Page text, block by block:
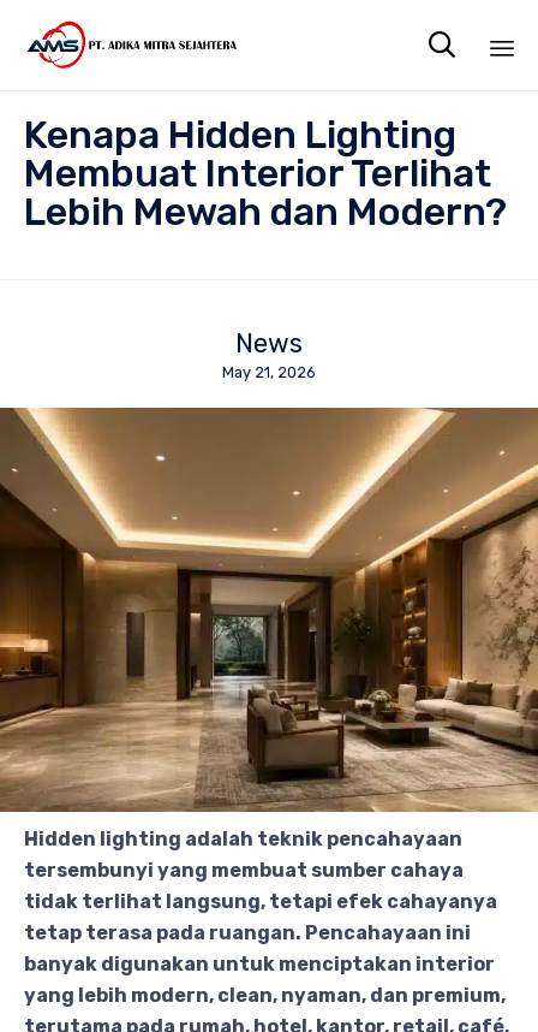

Kenapa Hidden Lighting
Membuat Interior Terlihat
Lebih Mewah dan Modern?
News
May 21, 2026
Hidden lighting adalah teknik pencahayaan
tersembunyi yang membuat sumber cahaya
tidak terlihat langsung, tetapi efek cahayanya
tetap terasa pada ruangan. Pencahayaan ini
banyak digunakan untuk menciptakan interior
yang lebih modern, clean, nyaman, dan premium,
terutama pada rumah, hotel, kantor, retail, café,